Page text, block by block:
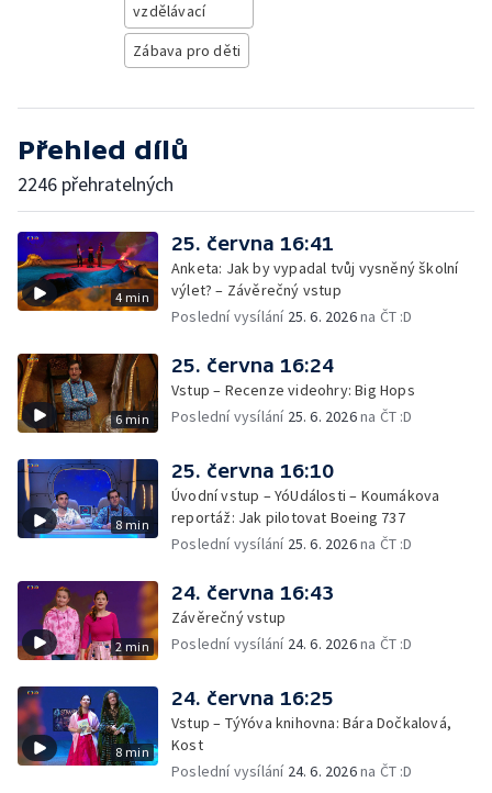
vzdělávací
Zábava pro děti
Přehled dílů
2246 přehratelných
4 min
25. června 16:41
Anketa: Jak by vypadal tvůj vysněný školní
výlet? – Závěrečný vstup
Poslední vysílání 25. 6. 2026na ČT :D
6 min
25. června 16:24
Vstup – Recenze videohry: Big Hops
Poslední vysílání 25. 6. 2026na ČT :D
8 min
25. června 16:10
Úvodní vstup – YóUdálosti – Koumákova
reportáž: Jak pilotovat Boeing 737
Poslední vysílání 25. 6. 2026na ČT :D
2 min
24. června 16:43
Závěrečný vstup
Poslední vysílání 24. 6. 2026na ČT :D
8 min
24. června 16:25
Vstup – TýYóva knihovna: Bára Dočkalová,
Kost
Poslední vysílání 24. 6. 2026na ČT :D